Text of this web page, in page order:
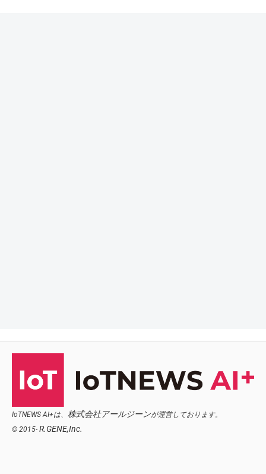
IoTNEWS AI+は、 株式会社アールジーンが運営しております。
© 2015- R.GENE,Inc.